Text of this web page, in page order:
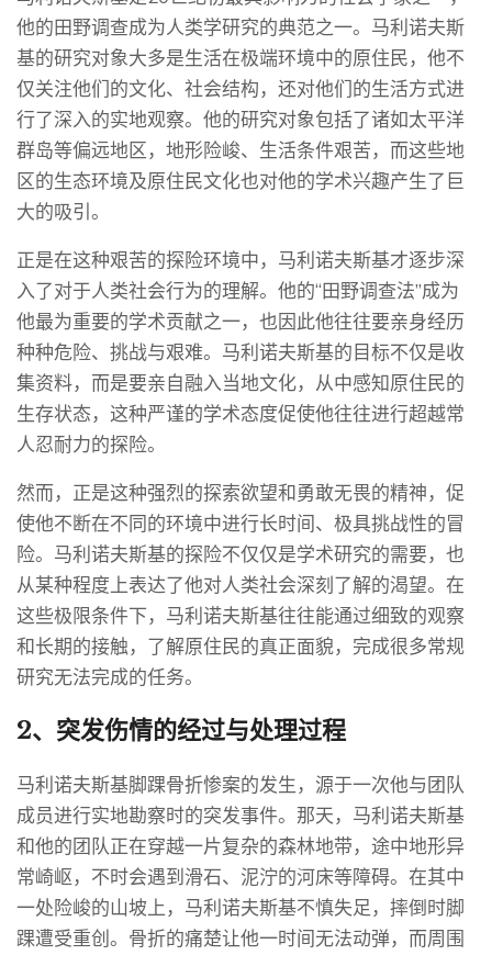
他的田野调查成为人类学研究的典范之一。马利诺夫斯
基的研究对象大多是生活在极端环境中的原住民，他不
仅关注他们的文化、社会结构，还对他们的生活方式进
行了深入的实地观察。他的研究对象包括了诸如太平洋
群岛等偏远地区，地形险峻、生活条件艰苦，而这些地
区的生态环境及原住民文化也对他的学术兴趣产生了巨
大的吸引。
正是在这种艰苦的探险环境中，马利诺夫斯基才逐步深
入了对于人类社会行为的理解。他的“田野调查法”成为
他最为重要的学术贡献之一，也因此他往往要亲身经历
种种危险、挑战与艰难。马利诺夫斯基的目标不仅是收
集资料，而是要亲自融入当地文化，从中感知原住民的
生存状态，这种严谨的学术态度促使他往往进行超越常
人忍耐力的探险。
然而，正是这种强烈的探索欲望和勇敢无畏的精神，促
使他不断在不同的环境中进行长时间、极具挑战性的冒
险。马利诺夫斯基的探险不仅仅是学术研究的需要，也
从某种程度上表达了他对人类社会深刻了解的渴望。在
这些极限条件下，马利诺夫斯基往往能通过细致的观察
和长期的接触，了解原住民的真正面貌，完成很多常规
研究无法完成的任务。
2、突发伤情的经过与处理过程
马利诺夫斯基脚踝骨折惨案的发生，源于一次他与团队
成员进行实地勘察时的突发事件。那天，马利诺夫斯基
和他的团队正在穿越一片复杂的森林地带，途中地形异
常崎岖，不时会遇到滑石、泥泞的河床等障碍。在其中
一处险峻的山坡上，马利诺夫斯基不慎失足，摔倒时脚
踝遭受重创。骨折的痛楚让他一时间无法动弹，而周围